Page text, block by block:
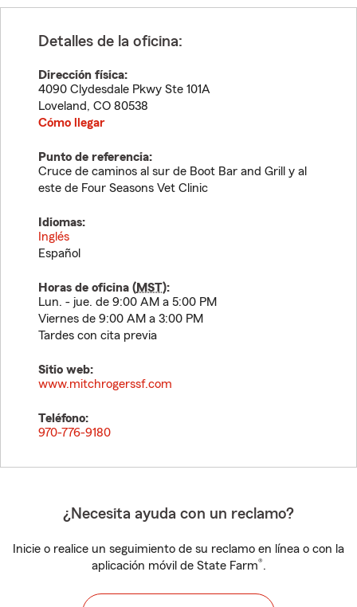
Detalles de la oficina:
Dirección física:
4090 Clydesdale Pkwy Ste 101A
Loveland, CO 80538
Cómo llegar
Punto de referencia:
Cruce de caminos al sur de Boot Bar and Grill y al
este de Four Seasons Vet Clinic
Idiomas:
Inglés
Español
Horas de oficina (MST):
Lun. - jue. de 9:00 AM a 5:00 PM
Viernes de 9:00 AM a 3:00 PM
Tardes con cita previa
Sitio web:
www.mitchrogerssf.com
Teléfono:
970-776-9180
¿Necesita ayuda con un reclamo?
Inicie o realice un seguimiento de su reclamo en línea o con la
aplicación móvil de State Farm®.